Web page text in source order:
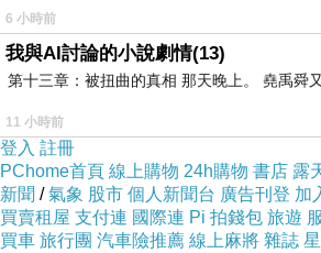
皙透肌官網網址
皙透肌FB粉 絲頁
皙透肌胺基酸溫和潔顏慕絲特
1、日本熱銷多年的洗顏慕絲。
6 小時前
我與AI討論的小說劇情(13)
第十三章：被扭曲的真相 那天晚上。 堯禹舜
11 小時前
登入 註冊
PChome首頁 線上購物 24h購物 書店 露
新聞 /氣象 股市 個人新聞台 廣告刊登 加
買賣租屋 支付連 國際連 Pi 拍錢包 旅遊
買車 旅行團 汽車險推薦 線上麻將 雜誌